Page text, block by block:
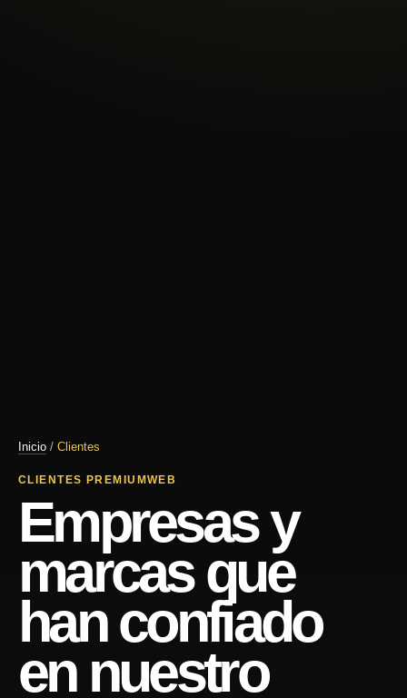
Inicio / Clientes
CLIENTES PREMIUMWEB
Empresas y
marcas que
han confiado
en nuestro